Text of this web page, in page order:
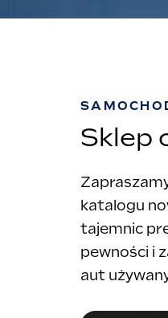
Sklep
katalogu
tajemnic
pewności i
aut